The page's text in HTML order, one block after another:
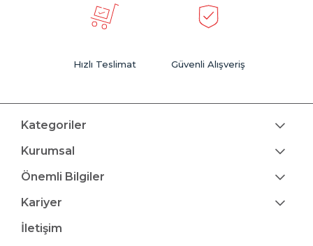
Hızlı Teslimat Güvenli Alışveriş
Kategoriler
Kurumsal
Önemli Bilgiler
Kariyer
İletişim